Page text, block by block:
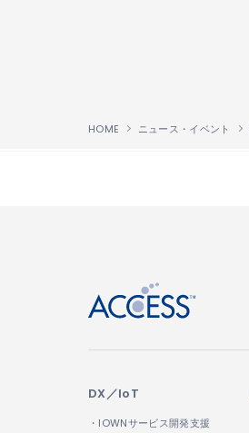
HOME ニュース・イベント
DX／IoT
・IOWNサービス開発支援